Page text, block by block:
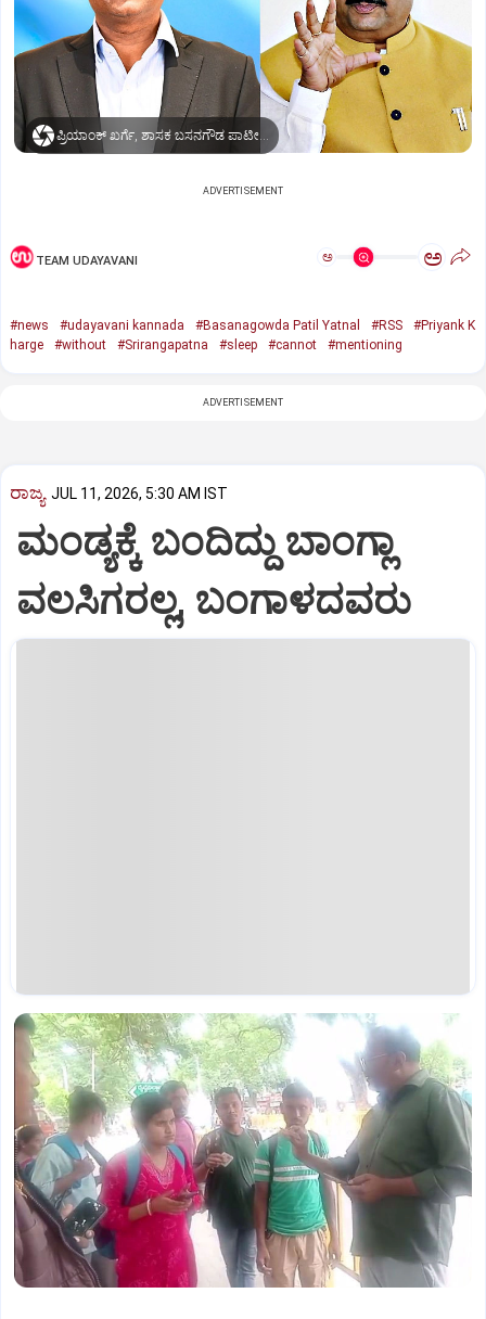
ಪ್ರಿಯಾಂಕ್ ಖರ್ಗೆ, ಶಾಸಕ ಬಸನಗೌಡ ಪಾಟೀಲ್‌ ಯತ್ನಾಳ್‌
ADVERTISEMENT
TEAM UDAYAVANI ಅ ಅ
#news #udayavani kannada #Basanagowda Patil Yatnal #RSS
#Priyank K
harge
#without #Srirangapatna #sleep #cannot #mentioning
ADVERTISEMENT
ರಾಜ್ಯ JUL 11, 2026, 5:30 AM IST
ಮಂಡ್ಯಕ್ಕೆ ಬಂದಿದ್ದು ಬಾಂಗ್ಲಾ
ವಲಸಿಗರಲ್ಲ, ಬಂಗಾಳದವರು